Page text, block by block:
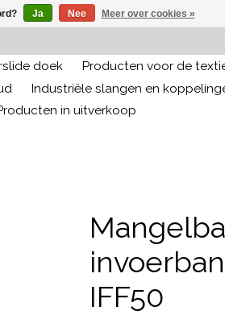
doek
Producten voor de
Industriële slangen en
in uitverkoop
IFF50
Ja Nee Meer over cookies »